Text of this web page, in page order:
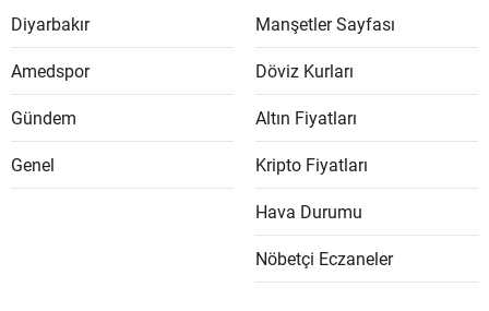
Diyarbakır
Amedspor
Gündem
Genel
Manşetler Sayfası
Döviz Kurları
Altın Fiyatları
Kripto Fiyatları
Hava Durumu
Nöbetçi Eczaneler